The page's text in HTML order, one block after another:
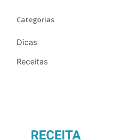
Categorias
Dicas
Receitas